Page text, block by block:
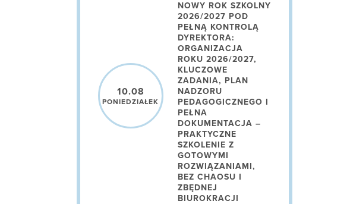
10.08
PONIEDZIAŁEK
NOWY ROK SZKOLNY
2026/2027 POD
PEŁNĄ KONTROLĄ
DYREKTORA:
ORGANIZACJA
ROKU 2026/2027,
KLUCZOWE
ZADANIA, PLAN
NADZORU
PEDAGOGICZNEGO I
PEŁNA
DOKUMENTACJA –
PRAKTYCZNE
SZKOLENIE Z
GOTOWYMI
ROZWIĄZANIAMI,
BEZ CHAOSU I
ZBĘDNEJ
BIUROKRACJI